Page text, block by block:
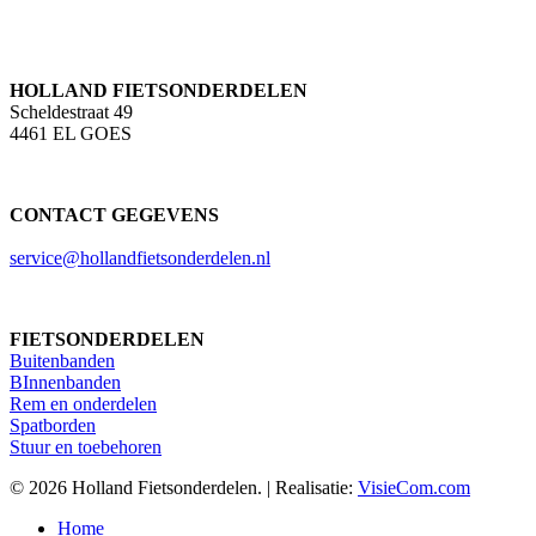
HOLLAND FIETSONDERDELEN
Scheldestraat 49
4461 EL GOES
CONTACT GEGEVENS
service@hollandfietsonderdelen.nl
FIETSONDERDELEN
Buitenbanden
BInnenbanden
Rem en onderdelen
Spatborden
Stuur en toebehoren
© 2026 Holland Fietsonderdelen. | Realisatie: VisieCom.com
Close
Home